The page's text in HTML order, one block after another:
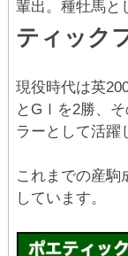
輩出。種牡馬と
ティック
現役時代は英
とGⅠを2勝、
ラーとして活躍
これまでの産駒
しています。